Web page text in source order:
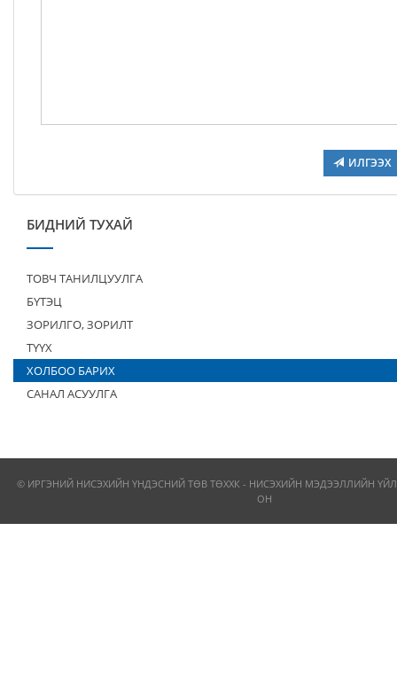
ИЛГЭЭХ
БИДНИЙ ТУХАЙ
ТОВЧ ТАНИЛЦУУЛГА
БҮТЭЦ
ЗОРИЛГО, ЗОРИЛТ
ТҮҮХ
ХОЛБОО БАРИХ
САНАЛ АСУУЛГА
© ИРГЭНИЙ НИСЭХИЙН ҮНДЭСНИЙ ТӨВ ТӨХХК - НИСЭХИЙН МЭДЭЭЛЛИЙН
ОН